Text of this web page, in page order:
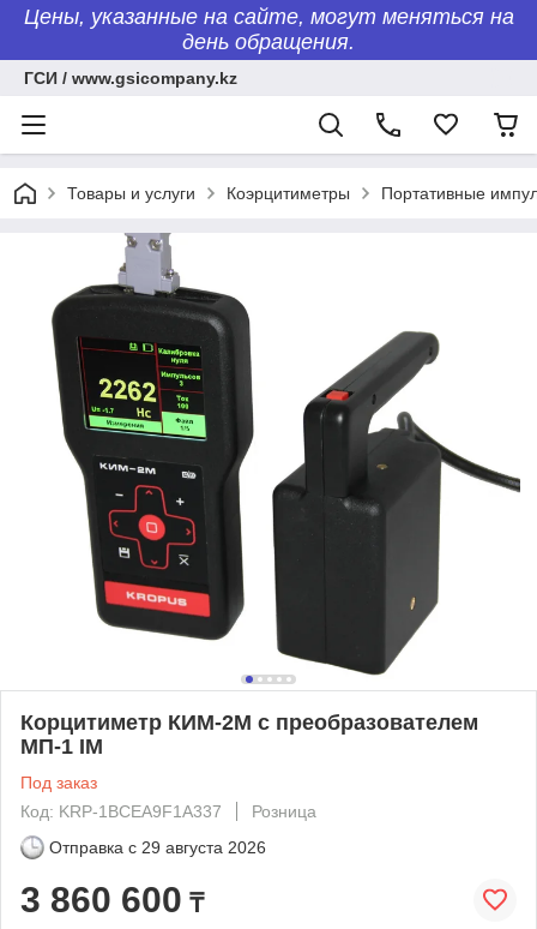
Цены, указанные на сайте, могут меняться на
день обращения.
ГСИ / www.gsicompany.kz
Товары и услуги Коэрцитиметры Портативные
Корцитиметр КИМ-2М с преобразователем
МП-1 IM
Под заказ
Код: KRP-1BCEA9F1A337
Розница
Отправка с 29 августа 2026
3 860 600 ₸